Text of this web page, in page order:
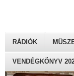
RÁDIÓK
VENDÉGKÖNYV